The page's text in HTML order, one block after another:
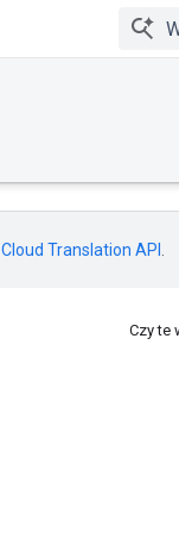
Cloud Translation API
Czy te